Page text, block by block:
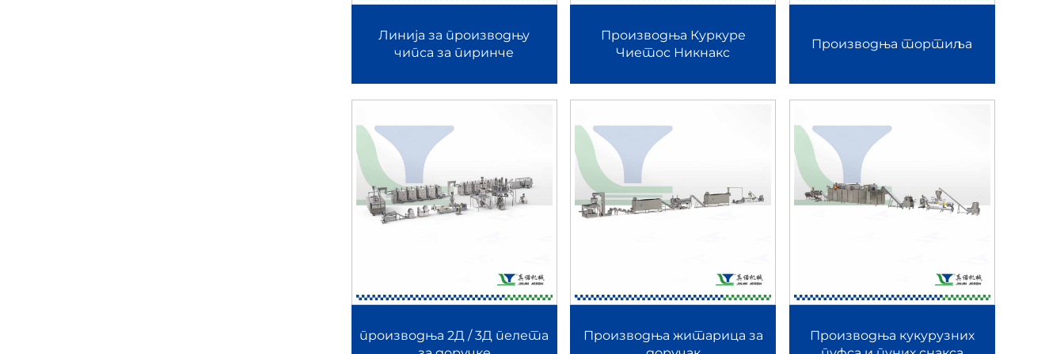
Производња хлебних мрвица обезбеђује аутоматизоване системе за мешање, печење, дрожење, сушење, класификацију и паковање. Подржава и традиционалну
ТВП Соја Нгутс Соја Мет Продуцтион Лине примењује технологију екструзије са двоструким вијама за текстурисање сојиног протеина у влакне структуре. Ова
производња је идеална за производњу биљних алтернатива меса, квасаца, костију и грануле са високим садржајем протеина.
Производња линије за производњу хранителног праха за бебе комбинује екструзијско кување, сушење, мељење, мешање и паковање. Обезбеђује величину финих
Линија за производњу
чипса за пиринче
Производња Куркуре
Чиетос Никнакс
Производња тортиља
производња 2Д / 3Д пелета
Производња житарица за
Производња кукурузних